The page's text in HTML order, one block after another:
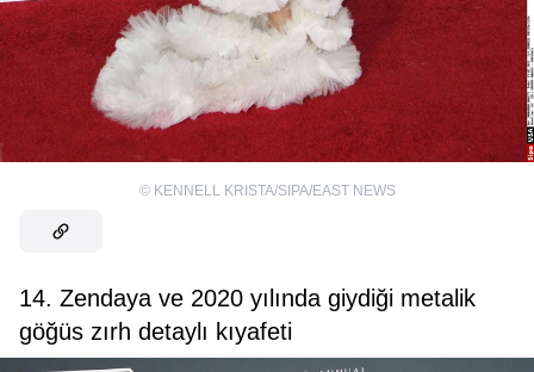
© KENNELL KRISTA/SIPA/EAST NEWS
14. Zendaya ve 2020 yılında giydiği metalik
göğüs zırh detaylı kıyafeti